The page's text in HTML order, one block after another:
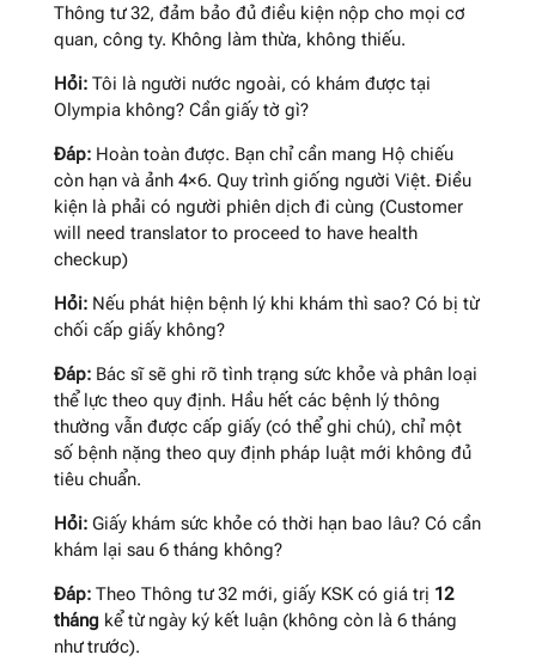
Thông tư 32, đảm bảo đủ điều kiện nộp cho mọi cơ
quan, công ty. Không làm thừa, không thiếu.
Hỏi:Tôi là người nước ngoài, có khám được tại
Olympia không? Cần giấy tờ gì?
Đáp:Hoàn toàn được. Bạn chỉ cần mang Hộ chiếu
còn hạn và ảnh 4×6. Quy trình giống người Việt. Điều
kiện là phải có người phiên dịch đi cùng (Customer
will need translator to proceed to have health
checkup)
Hỏi:Nếu phát hiện bệnh lý khi khám thì sao? Có bị từ
chối cấp giấy không?
Đáp:Bác sĩ sẽ ghi rõ tình trạng sức khỏe và phân loại
thể lực theo quy định. Hầu hết các bệnh lý thông
thường vẫn được cấp giấy (có thể ghi chú), chỉ một
số bệnh nặng theo quy định pháp luật mới không đủ
tiêu chuẩn.
Hỏi:Giấy khám sức khỏe có thời hạn bao lâu? Có cần
khám lại sau 6 tháng không?
Đáp:Theo Thông tư 32 mới, giấy KSK có giá trị 12
thángkể từ ngày ký kết luận (không còn là 6 tháng
như trước).